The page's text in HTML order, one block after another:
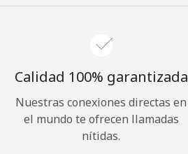
Calidad 100% garantizada
Nuestras conexiones directas en
el mundo te ofrecen llamadas
nítidas.